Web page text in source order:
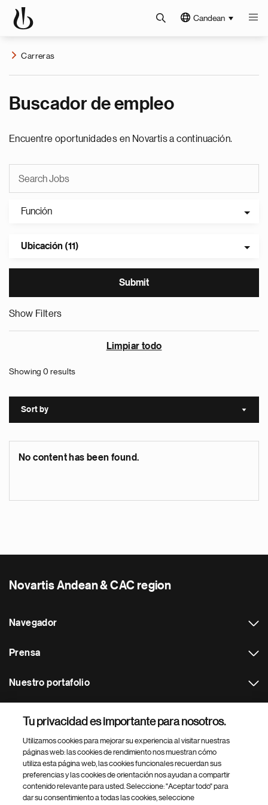
Candean
Carreras
Buscador de empleo
Encuentre oportunidades en Novartis a continuación.
Función
Ubicación (11)
Show Filters
Limpiar todo
Showing 0 results
Sort by Sort
No content has been found.
Novartis Andean & CAC region
Navegador
Prensa
Nuestro portafolio
Footer Site Search
Tu privacidad es importante para nosotros.
Utilizamos cookies para mejorar su experiencia al visitar nuestras
páginas web: las cookies de rendimiento nos muestran cómo
utiliza esta página web, las cookies funcionales recuerdan sus
preferencias y las cookies de orientación nos ayudan a compartir
contenido relevante para usted. Seleccione: "Aceptar todo" para
dar su consentimiento a todas las cookies, seleccione